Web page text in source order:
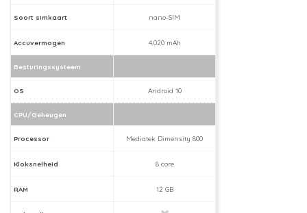
Soort simkaart nano-SIM
Accuvermogen 4.020 mAh
Besturingssysteem
OS Android 10
CPU/Geheugen
Processor Mediatek Dimensity 800
Kloksnelheid 8 core
RAM 12 GB